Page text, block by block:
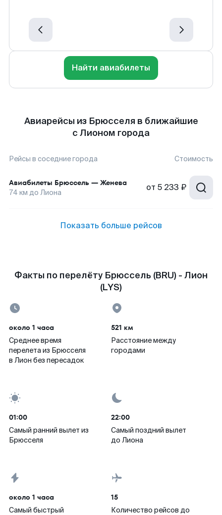
Найти авиабилеты
Авиарейсы из Брюсселя в ближайшие
с Лионом города
Рейсы в соседние города Стоимость
Авиабилеты Брюссель — Женева
74 км до Лиона от 5 233 ₽
Показать больше рейсов
Факты по перелёту Брюссель (BRU) - Лион
(LYS)
около 1 часа
Среднее время
перелета из Брюсселя
в Лион без пересадок
521 км
Расстояние между
городами
01:00
Самый ранний вылет из
Брюсселя
22:00
Самый поздний вылет
до Лиона
около 1 часа
Самый быстрый
15
Количество рейсов до